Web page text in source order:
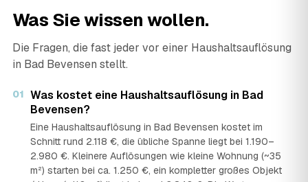
Was Sie wissen wollen.
Die Fragen, die fast jeder vor einer Haushaltsauflösung
in Bad Bevensen stellt.
01 Was kostet eine Haushaltsauflösung in Bad
Bevensen?
Eine Haushaltsauflösung in Bad Bevensen kostet im
Schnitt rund 2.118 €, die übliche Spanne liegt bei 1.190–
2.980 €. Kleinere Auflösungen wie kleine Wohnung (~35
m²) starten bei ca. 1.250 €, ein kompletter großes Objekt